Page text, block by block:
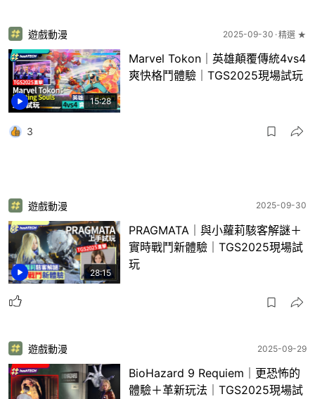
15:28
遊戲動漫 2025-09-30 精選 ★
Marvel Tokon｜英雄顛覆傳統4vs4
爽快格鬥體驗｜TGS2025現場試玩
3
28:15
遊戲動漫 2025-09-30
PRAGMATA｜與小蘿莉駭客解謎＋
實時戰鬥新體驗｜TGS2025現場試
玩
遊戲動漫 2025-09-29
BioHazard 9 Requiem｜更恐怖的
體驗＋革新玩法｜TGS2025現場試